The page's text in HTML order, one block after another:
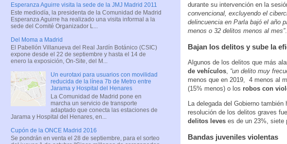
durante su intervención en la
convencional, excluyendo el
delincuencia en Parla bajó el año
menos o 32 delitos menos al mes”.
Bajan los delitos y sube la
Algunos de los delitos que más
de vehículos “un delito muy
menos que en 2019, 4 menos al
(15% menos) o los robos con
La delegada del Gobierno
resolución de los delitos graves
delitos leves es de un 23%, siete
Bandas juveniles violentas
Esperanza Aguirre visita la sede de la JMJ Madrid 2011
Este mediodía, la presidenta de la Comunidad de Madrid
Esperanza Aguirre ha realizado una visita informal a la
sede del Comité Organizador L...
Del Moma a Madrid
El Pabellón Villanueva del Real Jardín Botánico (CSIC)
expone desde el 22 de septiembre y hasta el 14 de
enero la exposición, On-Site, del M...
Un eurotaxi para usuarios con movilidad
reducida de la línea 7b de Metro entre
Jarama y Hospital del Henares
La Comunidad de Madrid pone en
marcha un servicio de transporte
adaptado que conecta las estaciones de
Jarama y Hospital del Henares, en...
Cupón de la ONCE Madrid 2016
Se pondrán en venta el 28 de septiembre, para el sorteo